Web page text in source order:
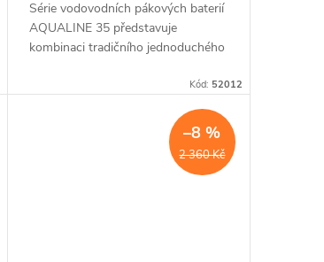
Série vodovodních pákových baterií
AQUALINE 35 představuje
kombinaci tradičního jednoduchého
příznivou cenu. Série: AQUALINE
Kód: 52012
2 360 Kč
–8 %